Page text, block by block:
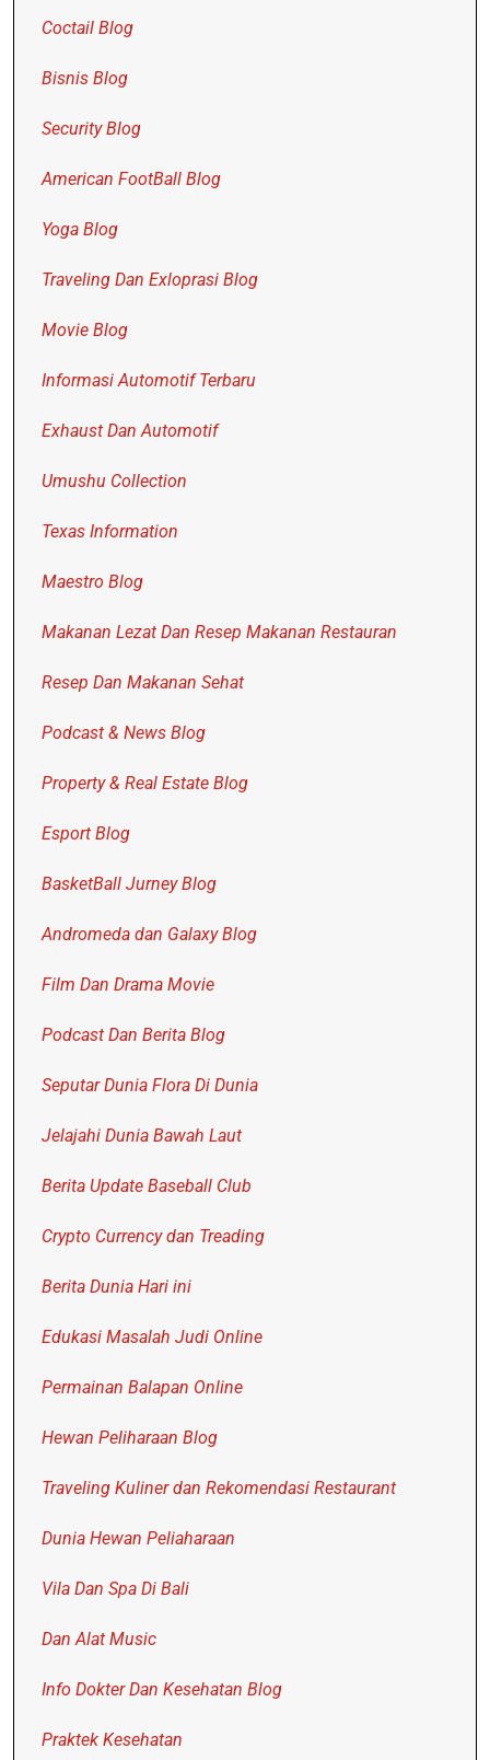
Coctail Blog
Bisnis Blog
Security Blog
American FootBall Blog
Yoga Blog
Traveling Dan Exloprasi Blog
Movie Blog
Informasi Automotif Terbaru
Exhaust Dan Automotif
Umushu Collection
Texas Information
Maestro Blog
Makanan Lezat Dan Resep Makanan Restauran
Resep Dan Makanan Sehat
Podcast & News Blog
Property & Real Estate Blog
Esport Blog
BasketBall Jurney Blog
Andromeda dan Galaxy Blog
Film Dan Drama Movie
Podcast Dan Berita Blog
Seputar Dunia Flora Di Dunia
Jelajahi Dunia Bawah Laut
Berita Update Baseball Club
Crypto Currency dan Treading
Berita Dunia Hari ini
Edukasi Masalah Judi Online
Permainan Balapan Online
Hewan Peliharaan Blog
Traveling Kuliner dan Rekomendasi Restaurant
Dunia Hewan Peliaharaan
Vila Dan Spa Di Bali
Dan Alat Music
Info Dokter Dan Kesehatan Blog
Praktek Kesehatan